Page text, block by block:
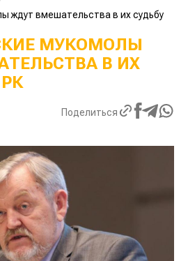
ждут вмешательства в их судьбу
МУКОМОЛЫ
В ИХ
Поделиться